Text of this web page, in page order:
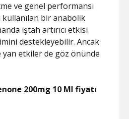
ve genel performansı
kullanılan bir anabolik
iştah artırıcı etkisi
destekleyebilir. Ancak
yan etkiler de göz önünde
200mg 10 Ml fiyatı